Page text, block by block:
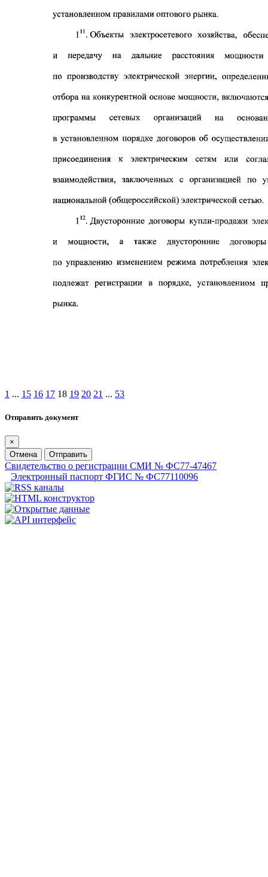
1 ... 15 16 17 18 19 20 21 ... 53
Отправить документ
×
Отмена
Отправить
Свидетельство о регистрации СМИ № ФС77-47467
Электронный паспорт ФГИС № ФС77110096